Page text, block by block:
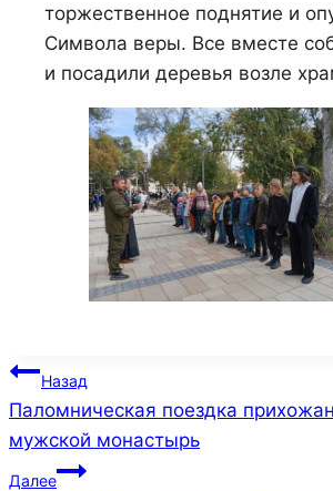
торжественное поднятие и
Символа веры. Все вместе
и посадили деревья возле
Навигация
по
записям
Назад
Паломническая поездка
мужской монастырь
Далее